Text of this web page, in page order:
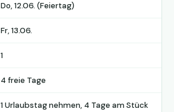
Do, 12.06. (Feiertag)
Fr, 13.06.
1
4 freie Tage
1 Urlaubstag nehmen, 4 Tage am Stück